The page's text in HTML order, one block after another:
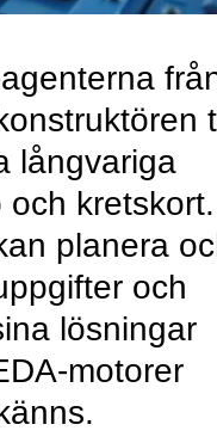
långvariga
kretskort.
planera
och
lösningar
motorer